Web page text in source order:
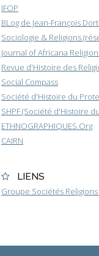
IFOP
BLog de Jean-François
Sociologie & Religions
Journal of Africana
Revue d'Histoire des
Social Compass
Société d'Histoire du
SHPF (Société d'Histoire
ETHNOGRAPHIQUES.Org
CAIRN
LIENS
Groupe Sociétés